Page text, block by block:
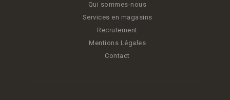
Qui sommes-nous
Services en magasins
Recrutement
Mentions Légales
Contact